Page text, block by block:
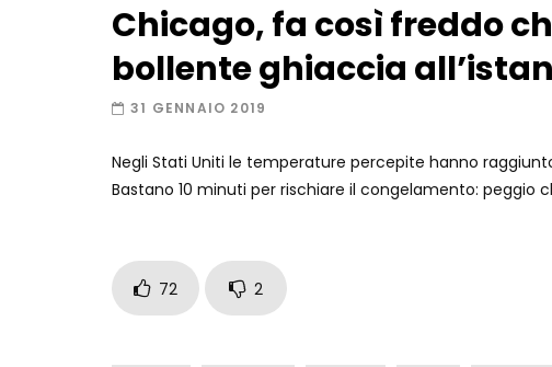
Chicago, fa così freddo
bollente ghiaccia
31 GENNAIO 2019
Negli Stati Uniti le temperature percepite hanno
Bastano 10 minuti per rischiare il congelamento: peggio
72 2